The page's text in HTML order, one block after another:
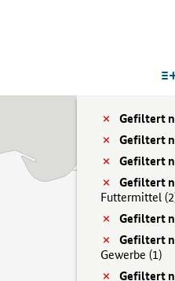
Gefiltert
Gefiltert
Gefiltert
Gefiltert
Futtermittel (
Gefiltert
Gefiltert
Gewerbe (1)
Gefiltert